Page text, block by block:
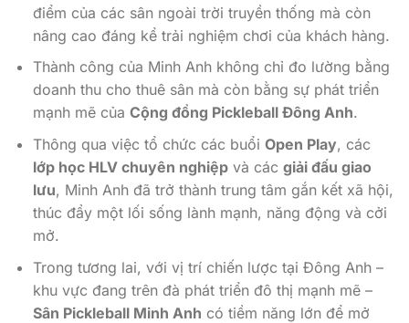
điểm của các sân ngoài trời truyền thống mà còn
nâng cao đáng kể trải nghiệm chơi của khách hàng.
Thành công của Minh Anh không chỉ đo lường bằng
doanh thu cho thuê sân mà còn bằng sự phát triển
mạnh mẽ của Cộng đồng Pickleball Đông Anh.
Thông qua việc tổ chức các buổi Open Play, các
lớp học HLV chuyên nghiệpvà các giải đấu giao
lưu, Minh Anh đã trở thành trung tâm gắn kết xã hội,
thúc đẩy một lối sống lành mạnh, năng động và cởi
mở.
Trong tương lai, với vị trí chiến lược tại Đông Anh –
khu vực đang trên đà phát triển đô thị mạnh mẽ –
Sân Pickleball Minh Anh có tiềm năng lớn để mở